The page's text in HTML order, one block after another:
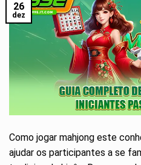
26
dez
Como jogar mahjong este
ajudar os participantes a se